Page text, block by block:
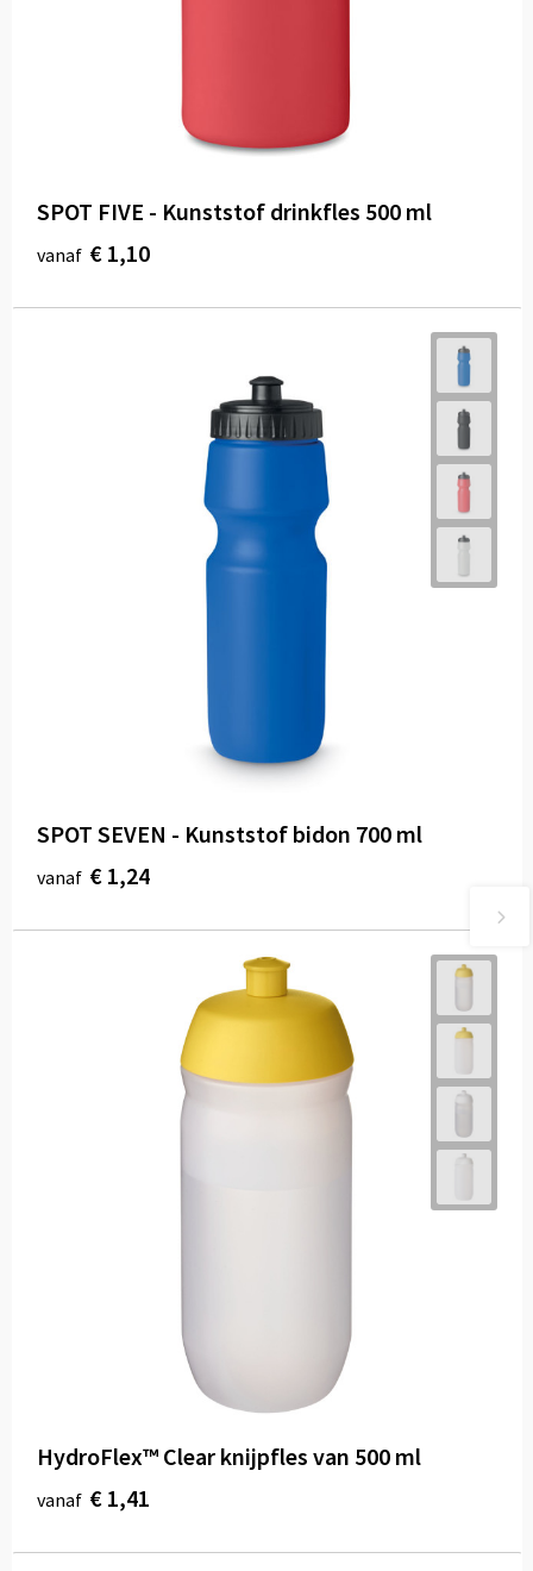
SPOT FIVE - Kunststof drinkfles 500 ml
vanaf € 1,10
SPOT SEVEN - Kunststof bidon 700 ml
vanaf € 1,24
HydroFlex™ Clear knijpfles van 500 ml
vanaf € 1,41